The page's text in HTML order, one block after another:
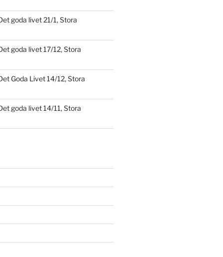
goda livet 21/1, Stora
goda livet 17/12, Stora
Goda Livet 14/12, Stora
goda livet 14/11, Stora